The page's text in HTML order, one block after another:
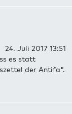
24. Juli 2017 13:51
es statt
der Antifa".